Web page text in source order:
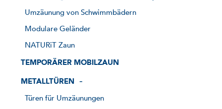
Umzäunung von Schwimmbädern
Modulare Geländer
NATURiT Zaun
TEMPORÄRER MOBILZAUN
METALLTÜREN
Türen für Umzäunungen